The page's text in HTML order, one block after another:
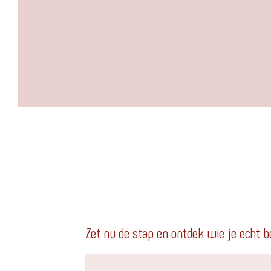
Zet nu de stap en ontdek wie je echt